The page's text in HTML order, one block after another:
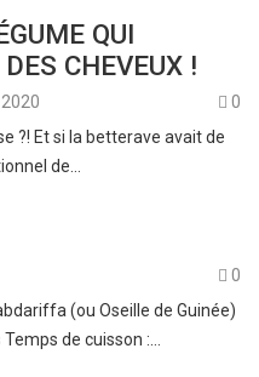
QUI
CHEVEUX !
0
?! Et si la betterave avait de
de…
0
(ou Oseille de Guinée)
de cuisson :…